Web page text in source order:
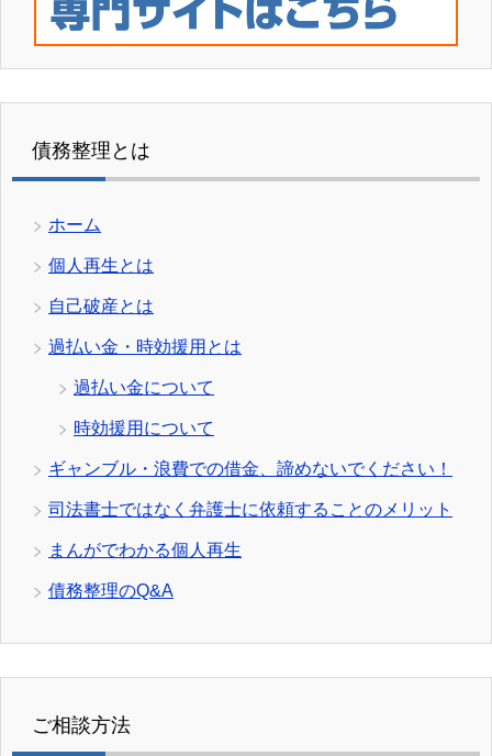
債務整理とは
ホーム
個人再生とは
自己破産とは
過払い金・時効援用とは
過払い金について
時効援用について
ギャンブル・浪費での借金、諦めないでください！
司法書士ではなく弁護士に依頼することのメリット
まんがでわかる個人再生
債務整理のQ&A
ご相談方法